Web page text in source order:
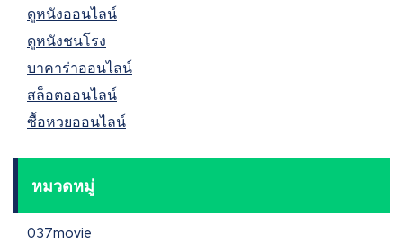
ดูหนังออนไลน์
ดูหนังชนโรง
บาคาร่าออนไลน์
สล็อตออนไลน์
ซื้อหวยออนไลน์
หมวดหมู่
037movie